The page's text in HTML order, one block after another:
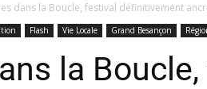
dans la Boucle, festival définitivement
Flash Vie Locale Grand Besançon
la Boucle,